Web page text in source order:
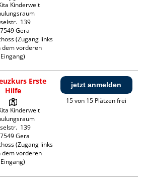
Kinderwelt
139
Gera
(Zugang links
dem vorderen
Eingang)
Erste
Hilfe
Kinderwelt
139
Gera
(Zugang links
dem vorderen
Eingang)
jetzt anmelden
15 von 15 Plätzen frei